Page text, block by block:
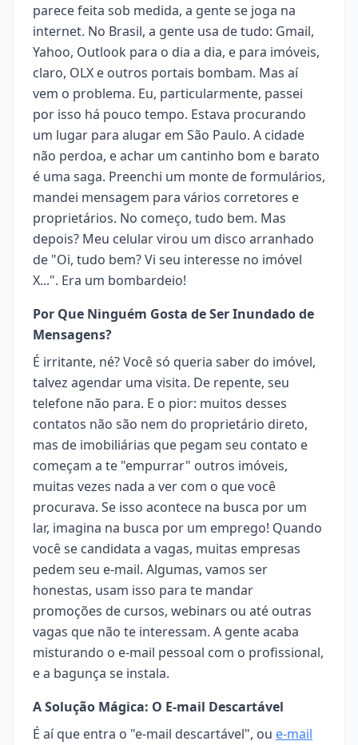
parece feita sob medida, a gente se joga na
internet. No Brasil, a gente usa de tudo: Gmail,
Yahoo, Outlook para o dia a dia, e para imóveis,
claro, OLX e outros portais bombam. Mas aí
vem o problema. Eu, particularmente, passei
por isso há pouco tempo. Estava procurando
um lugar para alugar em São Paulo. A cidade
não perdoa, e achar um cantinho bom e barato
é uma saga. Preenchi um monte de formulários,
mandei mensagem para vários corretores e
proprietários. No começo, tudo bem. Mas
depois? Meu celular virou um disco arranhado
de "Oi, tudo bem? Vi seu interesse no imóvel
X...". Era um bombardeio!
Por Que Ninguém Gosta de Ser Inundado de
Mensagens?
É irritante, né? Você só queria saber do imóvel,
talvez agendar uma visita. De repente, seu
telefone não para. E o pior: muitos desses
contatos não são nem do proprietário direto,
mas de imobiliárias que pegam seu contato e
começam a te "empurrar" outros imóveis,
muitas vezes nada a ver com o que você
procurava. Se isso acontece na busca por um
lar, imagina na busca por um emprego! Quando
você se candidata a vagas, muitas empresas
pedem seu e-mail. Algumas, vamos ser
honestas, usam isso para te mandar
promoções de cursos, webinars ou até outras
vagas que não te interessam. A gente acaba
misturando o e-mail pessoal com o profissional,
e a bagunça se instala.
A Solução Mágica: O E-mail Descartável
É aí que entra o "e-mail descartável", ou e-mail